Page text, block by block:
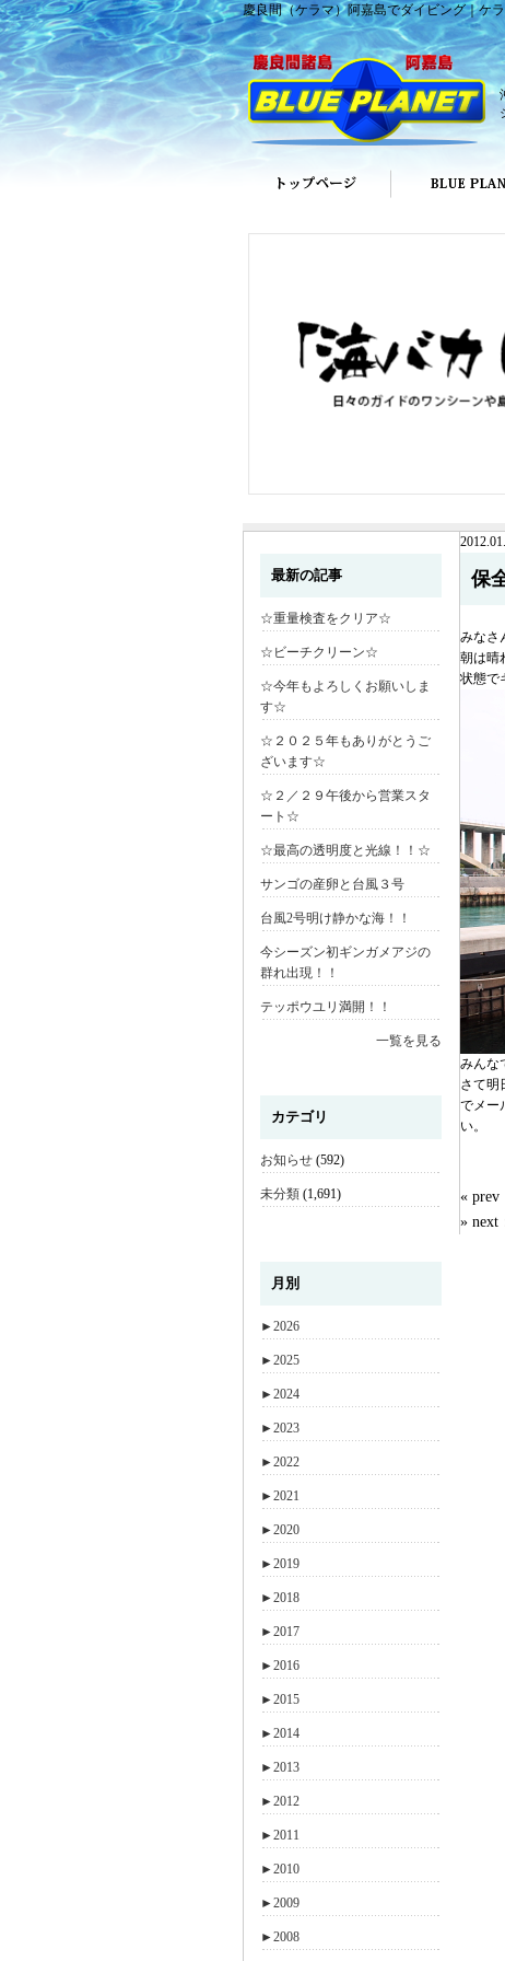
慶良間（ケラマ）阿嘉島でダイビング｜ケ
最新の記事
☆重量検査をクリア☆
☆ビーチクリーン☆
☆今年もよろしくお願いしま
す☆
☆２０２５年もありがとうご
ざいます☆
☆２／２９午後から営業スタ
ート☆
☆最高の透明度と光線！！☆
サンゴの産卵と台風３号
台風2号明け静かな海！！
今シーズン初ギンガメアジの
群れ出現！！
テッポウユリ満開！！
一覧を見る
カテゴリ
お知らせ (592)
未分類 (1,691)
月別
►2026
►2025
►2024
►2023
►2022
►2021
►2020
►2019
►2018
►2017
►2016
►2015
►2014
►2013
►2012
►2011
►2010
►2009
►2008
保
みなさ
朝は晴
状態で
みんな
さて明
でメー
い。
«
»